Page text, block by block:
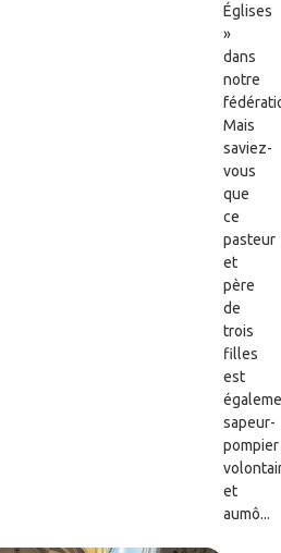
Églises
»
dans
notre
Mais
saviez-
vous
que
ce
pasteur
et
père
de
trois
filles
est
sapeur-
pompier
et
aumô...